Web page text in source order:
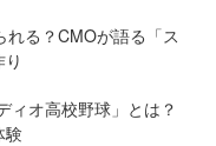
れる？CMOが語る「ス
ィオ高校野球」とは？
験